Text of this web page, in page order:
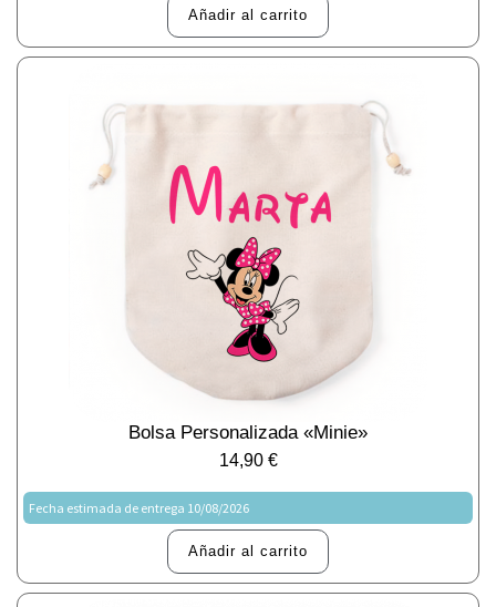
Añadir al carrito
Bolsa Personalizada «Minie»
14,90 €
Fecha estimada de entrega 10/08/2026
Añadir al carrito